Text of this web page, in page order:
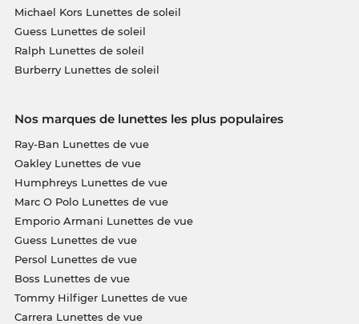
Michael Kors Lunettes de soleil
Guess Lunettes de soleil
Ralph Lunettes de soleil
Burberry Lunettes de soleil
Nos marques de lunettes les plus populaires
Ray-Ban Lunettes de vue
Oakley Lunettes de vue
Humphreys Lunettes de vue
Marc O Polo Lunettes de vue
Emporio Armani Lunettes de vue
Guess Lunettes de vue
Persol Lunettes de vue
Boss Lunettes de vue
Tommy Hilfiger Lunettes de vue
Carrera Lunettes de vue